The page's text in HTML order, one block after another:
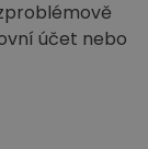
účet nebo